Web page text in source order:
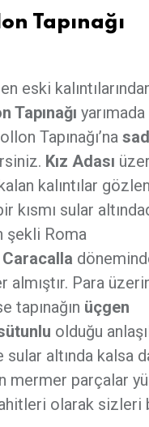
Tapınağı
en eski
Tapınağı
Tapınağı’na
Kız Adası
kalıntılar
kısmı sular
şekli Roma
Caracalla
almıştır. Para
tapınağın üçgen
olduğu
sular altında kalsa
mermer parçalar
olarak sizleri